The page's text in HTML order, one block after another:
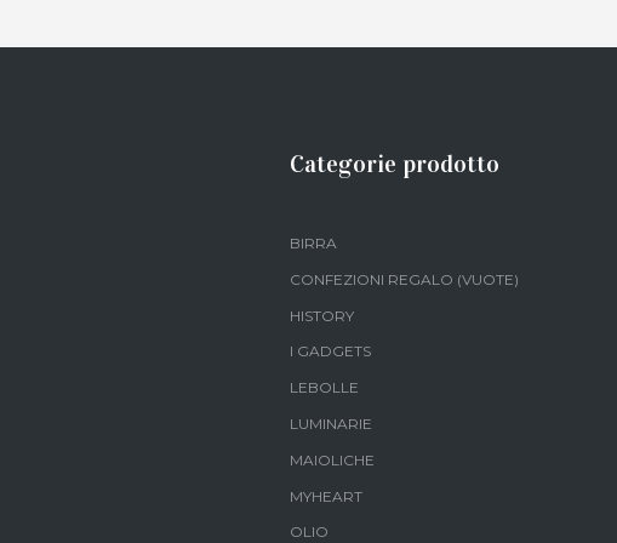
Categorie prodotto
BIRRA
CONFEZIONI REGALO (VUOTE)
HISTORY
I GADGETS
LEBOLLE
LUMINARIE
MAIOLICHE
MYHEART
OLIO